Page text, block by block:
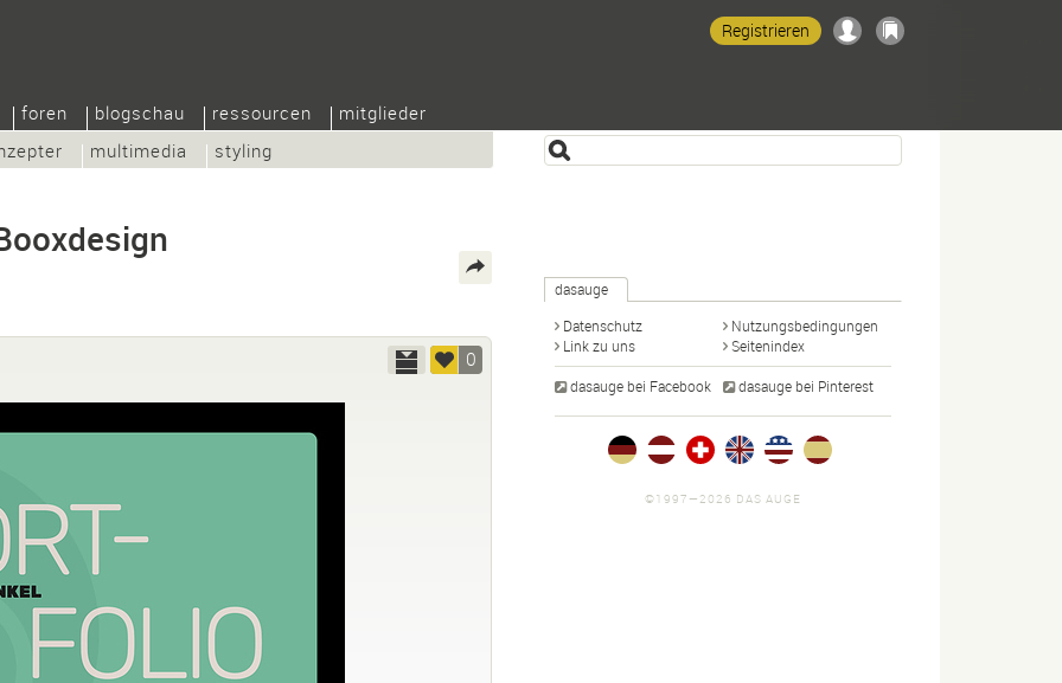
multimedia styling
foren blogschau ressourcen mitglieder
Registrieren
0
dasauge
Datenschutz
Nutzungsbedingungen
Link zu uns
Seitenindex
dasauge bei Facebook dasauge bei Pinterest
©1997—2026 DAS AUGE